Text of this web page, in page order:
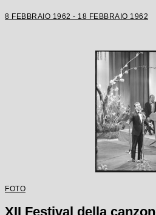
8 FEBBRAIO 1962 - 18 FEBBRAIO 1962
FOTO
XII Festival della